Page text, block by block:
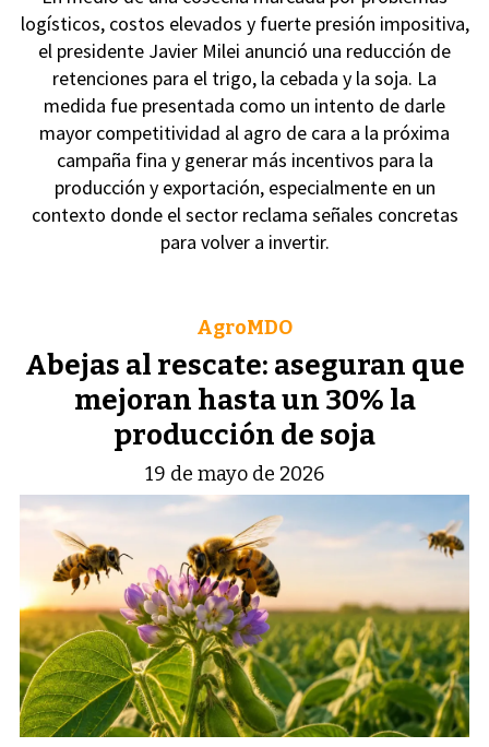
logísticos, costos elevados y fuerte presión impositiva,
el presidente Javier Milei anunció una reducción de
retenciones para el trigo, la cebada y la soja. La
medida fue presentada como un intento de darle
mayor competitividad al agro de cara a la próxima
campaña fina y generar más incentivos para la
producción y exportación, especialmente en un
contexto donde el sector reclama señales concretas
para volver a invertir.
Abejas al rescate: aseguran que
mejoran hasta un 30% la
producción de soja
AgroMDO
19 de mayo de 2026